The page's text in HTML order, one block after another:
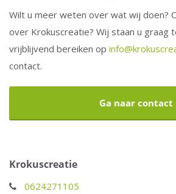
Wilt u meer weten over wat wij doen?
over Krokuscreatie? Wij staan u graag
vrijblijvend bereiken op
contact.
Ga naar contact
Krokuscreatie
0624271105